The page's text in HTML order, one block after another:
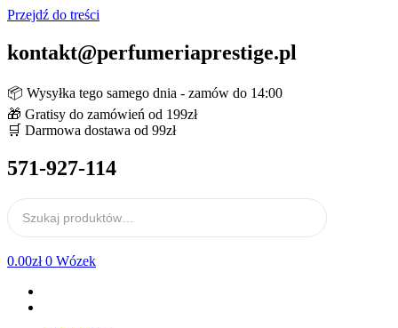
Przejdź do treści
kontakt@perfumeriaprestige.pl
📦 Wysyłka tego samego dnia - zamów do 14:00
🎁 Gratisy do zamówień od 199zł
🛒 Darmowa dostawa od 99zł
571-927-114
0.00zł 0 Wózek